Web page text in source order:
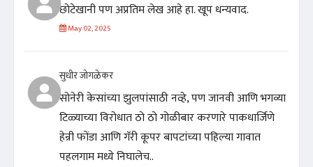
छोटेखानी पण अप्रतिम लेख आहे हा. खूप धन्यवाद.
May 02, 2025
सुधीर जोगळेकर
सोनेरी केसांच्या झुलपांसाठी नव्हे, पण जानवी आणि भगव्या
टिळ्याच्या विरोधात ठो ठो गोळीबार करणारे पाकधार्जिणे
हेन्री फोंडा आणि गॅरी कूपर बापटांच्या पहिल्या गावात
पहलगाम मध्ये निघालेच..